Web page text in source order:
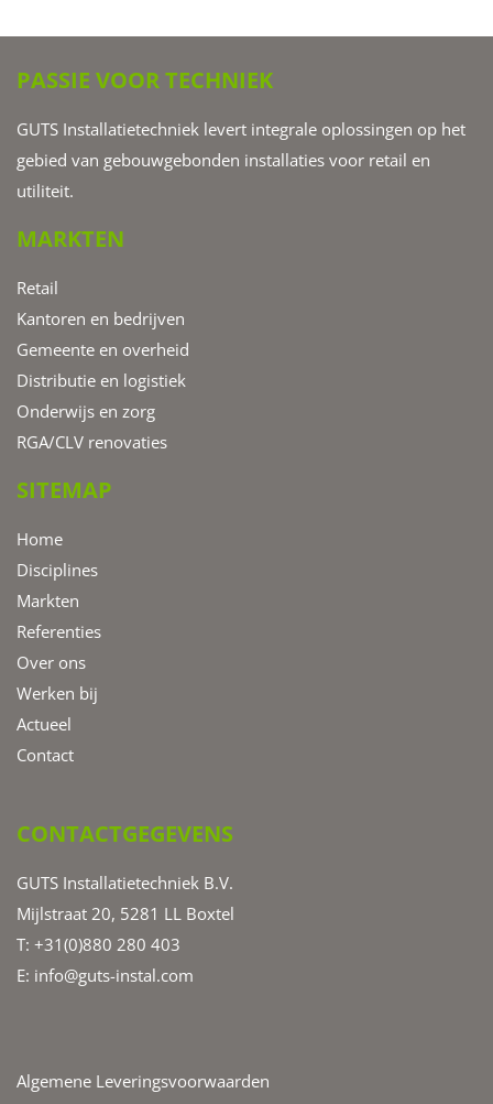
PASSIE VOOR TECHNIEK
GUTS Installatietechniek levert integrale oplossingen op het
gebied van gebouwgebonden installaties voor retail en
utiliteit.
MARKTEN
Retail
Kantoren en bedrijven
Gemeente en overheid
Distributie en logistiek
Onderwijs en zorg
RGA/CLV renovaties
SITEMAP
Home
Disciplines
Markten
Referenties
Over ons
Werken bij
Actueel
Contact
CONTACTGEGEVENS
GUTS Installatietechniek B.V.
Mijlstraat 20, 5281 LL Boxtel
T: +31(0)880 280 403
E: info@guts-instal.com
Algemene Leveringsvoorwaarden